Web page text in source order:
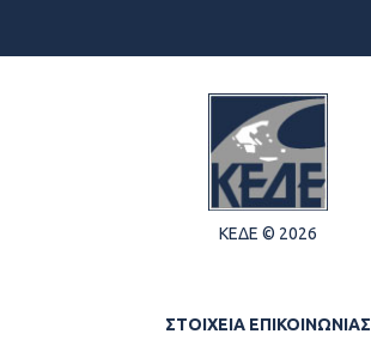
ΚΕΔΕ © 2026
ΣΤΟΙΧΕΙΑ ΕΠΙΚΟΙΝΩΝΙΑΣ